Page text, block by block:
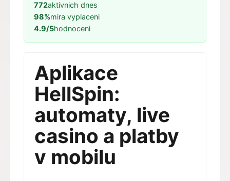
772aktivnich dnes
98%mira vyplaceni
4.9/5hodnoceni
Aplikace
HellSpin:
automaty, live
casino a platby
v mobilu